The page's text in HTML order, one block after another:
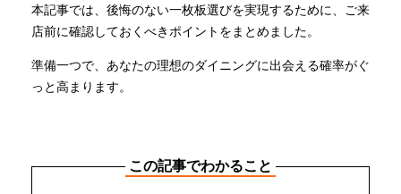
MOKUBA CHANNEL
よくあるご質問
お問い合わせ
本記事では、後悔のない一枚板選びを実現するために、ご来
店前に確認しておくべきポイントをまとめました。
準備一つで、あなたの理想のダイニングに出会える確率がぐ
っと高まります。
この記事でわかること